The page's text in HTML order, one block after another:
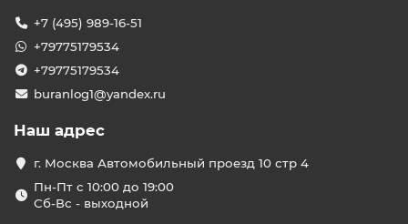
+7 (495) 989-16-51
+79775179534
+79775179534
buranlog1@yandex.ru
Наш адрес
г. Москва Автомобильный проезд 10 стр 4
Пн-Пт с 10:00 до 19:00
Сб-Вс - выходной